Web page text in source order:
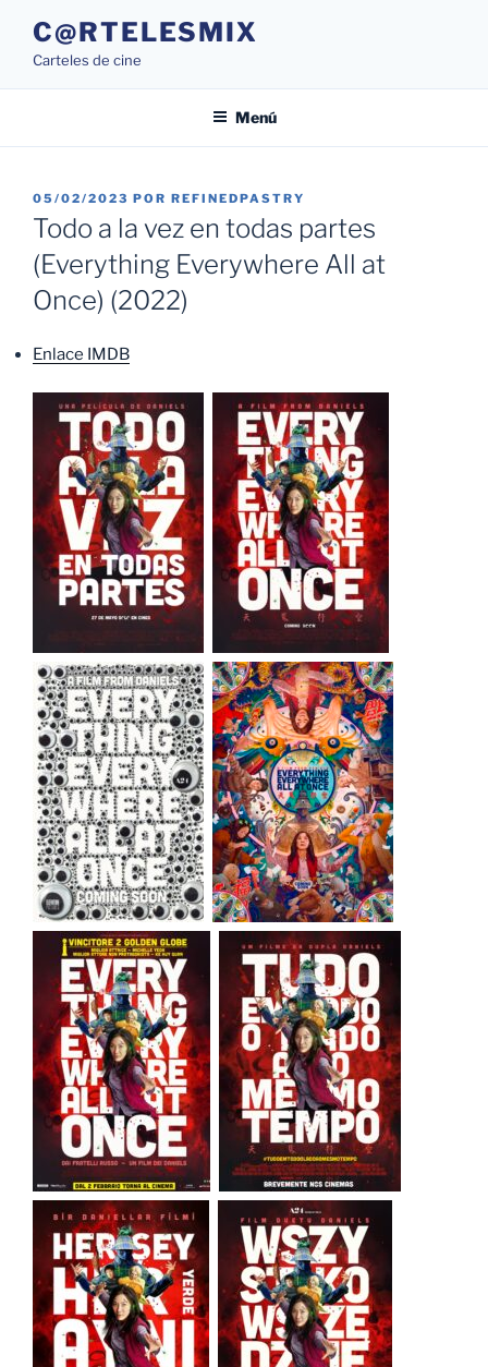
contenido
C@RTELESMIX
Carteles de cine
Menú
PUBLICADO
EL
05/02/2023 POR REFINEDPASTRY
Todo a la vez en todas partes
(Everything Everywhere All at
Once) (2022)
Enlace IMDB